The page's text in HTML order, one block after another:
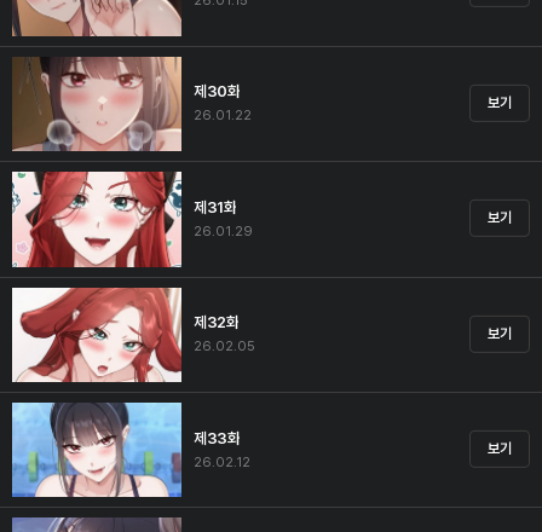
제30화
26.01.22
보기
제31화
26.01.29
보기
제32화
26.02.05
보기
제33화
26.02.12
보기